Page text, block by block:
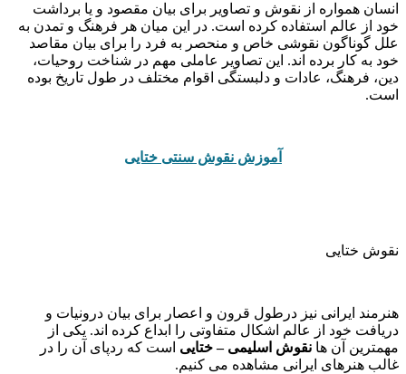
انسان همواره از نقوش و تصاویر برای بیان مقصود و یا برداشت
خود از عالم استفاده کرده است. در این میان هر فرهنگ و تمدن به
علل گوناگون نقوشی خاص و منحصر به فرد را برای بیان مقاصد
خود به کار برده اند. این تصاویر عاملی مهم در شناخت روحیات،
دین، فرهنگ، عادات و دلبستگی اقوام مختلف در طول تاریخ بوده
است.
آموزش نقوش سنتی ختایی
نقوش ختایی
هنرمند ایرانی نیز درطول قرون و اعصار برای بیان درونیات و
دریافت خود از عالم اشکال متفاوتی را ابداع کرده اند. یکی از
مهمترین آن ها نقوش اسلیمی – ختایی است که ردپای آن را در
غالب هنرهای ایرانی مشاهده می کنیم.